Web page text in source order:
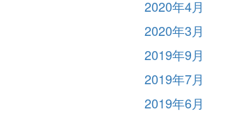
2020年4月
2020年3月
2019年9月
2019年7月
2019年6月